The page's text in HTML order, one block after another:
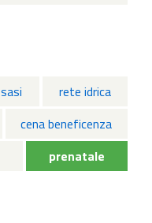
sasi
rete idrica
cena beneficenza
prenatale